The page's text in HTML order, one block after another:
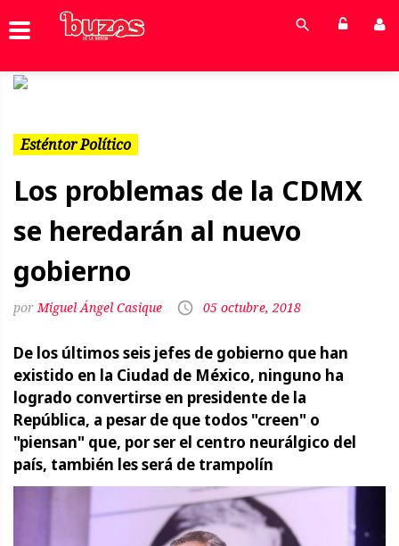
Esténtor Político
Los problemas de la CDMX
se heredarán al nuevo
gobierno
Miguel Ángel Casique 05 octubre, 2018
De los últimos seis jefes de gobierno que han
existido en la Ciudad de México, ninguno ha
logrado convertirse en presidente de la
República, a pesar de que todos "creen" o
"piensan" que, por ser el centro neurálgico del
país, también les será de trampolín